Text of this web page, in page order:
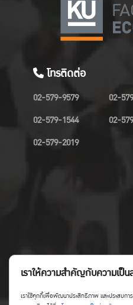
โทรติดต่อ
02-579-9579
02-579-1544
02-579-2019
02-
02-
เราให้ความสำคัญกับความเป็
เราใช้คุกกี้เพื่อพัฒนาประสิทธิภาพ และประสบ